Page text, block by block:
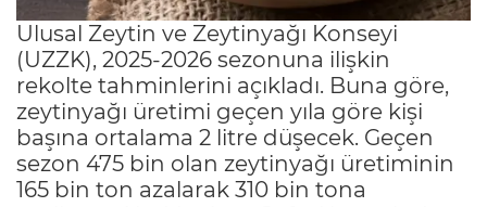
Ulusal Zeytin ve Zeytinyağı Konseyi
(UZZK), 2025-2026 sezonuna ilişkin
rekolte tahminlerini açıkladı. Buna göre,
zeytinyağı üretimi geçen yıla göre kişi
başına ortalama 2 litre düşecek. Geçen
sezon 475 bin olan zeytinyağı üretiminin
165 bin ton azalarak 310 bin tona